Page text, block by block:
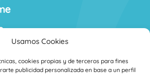
Usamos Cookies
cookies propias y de terceros para fines
publicidad personalizada en base a un perfil